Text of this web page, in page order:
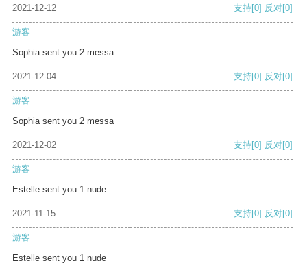
2021-12-12 支持[0] 反对[0]
游客
Sophia sent you 2 messa
2021-12-04 支持[0] 反对[0]
游客
Sophia sent you 2 messa
2021-12-02 支持[0] 反对[0]
游客
Estelle sent you 1 nude
2021-11-15 支持[0] 反对[0]
游客
Estelle sent you 1 nude